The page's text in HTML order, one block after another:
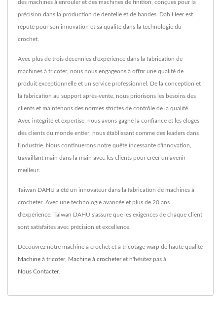
des machines à enrouler et des machines de finition, conçues pour la
précision dans la production de dentelle et de bandes. Dah Heer est
réputé pour son innovation et sa qualité dans la technologie du
crochet.
Avec plus de trois décennies d'expérience dans la fabrication de
machines à tricoter, nous nous engageons à offrir une qualité de
produit exceptionnelle et un service professionnel. De la conception et
la fabrication au support après-vente, nous priorisons les besoins des
clients et maintenons des normes strictes de contrôle de la qualité.
Avec intégrité et expertise, nous avons gagné la confiance et les éloges
des clients du monde entier, nous établissant comme des leaders dans
l'industrie. Nous continuerons notre quête incessante d'innovation,
travaillant main dans la main avec les clients pour créer un avenir
meilleur.
Taiwan DAHU a été un innovateur dans la fabrication de machines à
crocheter. Avec une technologie avancée et plus de 20 ans
d'expérience, Taiwan DAHU s'assure que les exigences de chaque client
sont satisfaites avec précision et excellence.
Découvrez notre machine à crochet et à tricotage warp de haute qualité
Machine à tricoter, Machine à crocheteret n'hésitez pas à
Nous Contacter.